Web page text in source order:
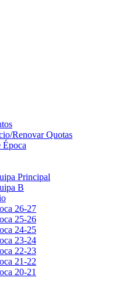
Renovar Quotas
Época
Principal
B
26-27
25-26
24-25
23-24
22-23
21-22
20-21